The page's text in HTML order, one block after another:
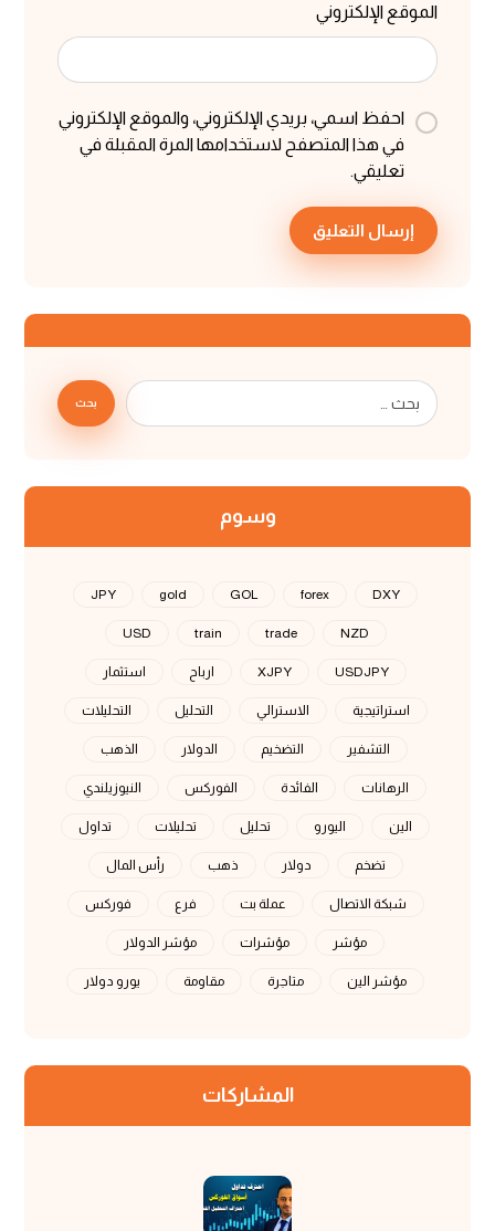
الموقع الإلكتروني
احفظ اسمي، بريدي الإلكتروني، والموقع الإلكتروني
في هذا المتصفح لاستخدامها المرة المقبلة في
تعليقي.
إرسال التعليق
بحث
وسوم
DXY
forex
GOL
gold
JPY
NZD
trade
train
USD
USDJPY
XJPY ارباح استثمار
استراتيجية الاسترالي التحليل التحليلات
التشفير التضخيم الدولار الذهب
الرهانات الفائدة الفوركس النيوزيلندي
الين اليورو تحليل تحليلات تداول
تضخم دولار ذهب رأس المال
شبكة الاتصال عملة بت فرع فوركس
مؤشر مؤشرات مؤشر الدولار
مؤشر الين متاجرة مقاومة يورو دولار
المشاركات